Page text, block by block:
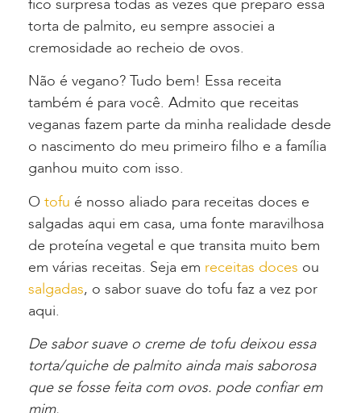
fico surpresa todas as vezes que preparo essa
torta de palmito, eu sempre associei a
cremosidade ao recheio de ovos.
Não é vegano? Tudo bem! Essa receita
também é para você. Admito que receitas
veganas fazem parte da minha realidade desde
o nascimento do meu primeiro filho e a família
ganhou muito com isso.
O tofu é nosso aliado para receitas doces e
salgadas aqui em casa, uma fonte maravilhosa
de proteína vegetal e que transita muito bem
em várias receitas. Seja em receitas doces ou
salgadas, o sabor suave do tofu faz a vez por
aqui.
De sabor suave o creme de tofu deixou essa
torta/quiche de palmito ainda mais saborosa
que se fosse feita com ovos. pode confiar em